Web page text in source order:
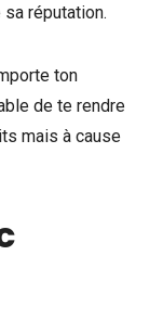
réputation.
ton
de te rendre
mais à cause